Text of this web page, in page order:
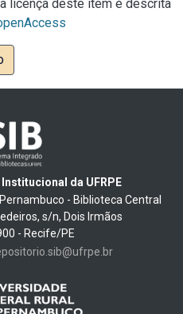
licença deste item é descrita
da UFRPE
- Biblioteca Central
s/n, Dois Irmãos
- Recife/PE